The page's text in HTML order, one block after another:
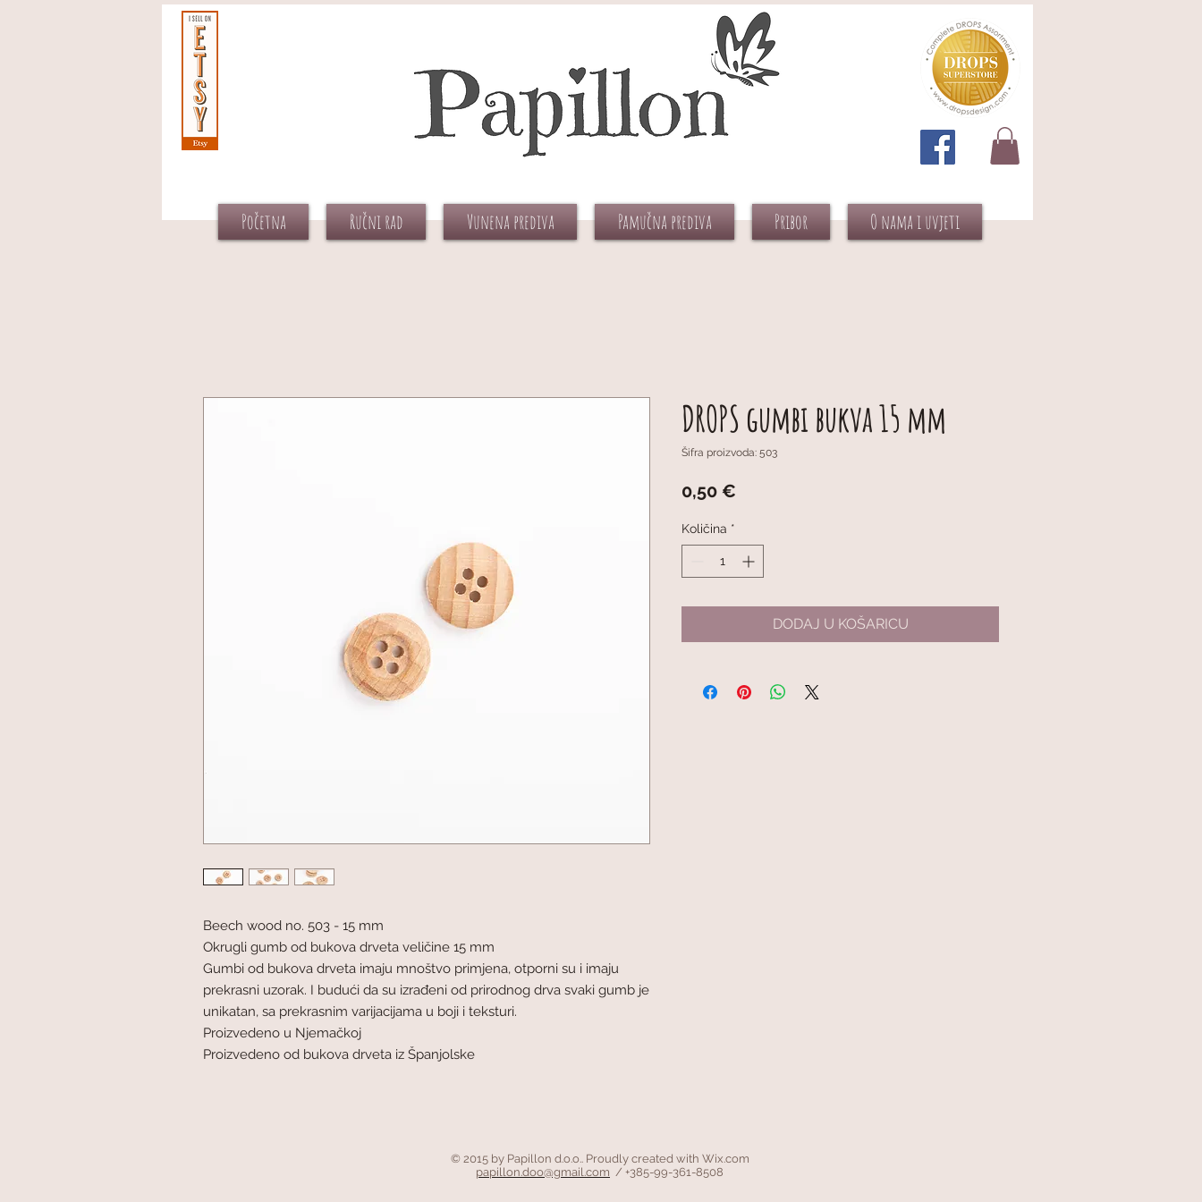
Početna Ručni rad Vunena prediva Pamučna prediva Pribor O nama i uvjeti
Beech wood no. 503 - 15 mm
Okrugli gumb od bukova drveta veličine 15 mm
Gumbi od bukova drveta imaju mnoštvo primjena, otporni su i imaju
prekrasni uzorak. I budući da su izrađeni od prirodnog drva svaki gumb je
unikatan, sa prekrasnim varijacijama u boji i teksturi.
Proizvedeno u Njemačkoj
Proizvedeno od bukova drveta iz Španjolske
DROPS gumbi bukva 15 mm
Šifra proizvoda: 503
0,50 €
Količina *
DODAJ U KOŠARICU
© 2015 by Papillon d.o.o.. Proudly created with Wix.com
papillon.doo@gmail.com / +385-99-361-8508